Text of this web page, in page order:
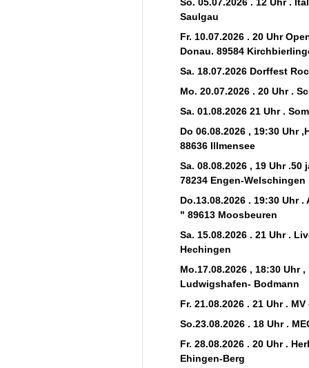
Saulgau
Fr. 10.07.2026 . 20 Uhr
Donau. 89584
Sa. 18.07.2026 Dorffest
Mo. 20.07.2026 . 20 Uhr .
Sa. 01.08.2026 21 Uhr .
Do 06.08.2026 , 19:30 Uhr
88636 Illmensee
Sa. 08.08.2026 , 19 Uhr
78234 Engen-Welschingen
Do.13.08.2026 . 19:30 Uhr
" 89613 Moosbeuren
Sa. 15.08.2026 . 21 Uhr .
Hechingen
Mo.17.08.2026 , 18:30 Uhr
Ludwigshafen- Bodmann
Fr. 21.08.2026 . 21 Uhr .
So.23.08.2026 . 18 Uhr .
Fr. 28.08.2026 . 20 Uhr .
Ehingen-Berg